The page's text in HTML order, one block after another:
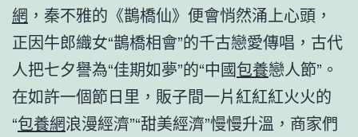
網 ，秦不雅的《鵲橋仙》便會悄然涌上心頭，
正因牛郎織女“鵲橋相會”的千古戀愛傳唱，古代
人把七夕譽為“佳期如夢”的“中國包養戀人節”。
在如許一個節日里，販子間一片紅紅紅火火的
“包養網浪漫經濟”“甜美經濟”慢慢升溫，商家們